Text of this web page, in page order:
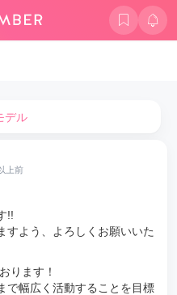
デル
上前
!!
すよう、よろしくお願いいた
ります！
で幅広く活動することを目標